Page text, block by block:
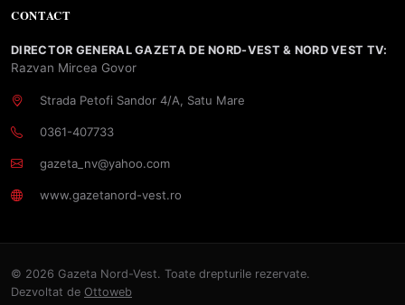
CONTACT
DIRECTOR GENERAL GAZETA DE NORD-VEST & NORD VEST TV:
Razvan Mircea Govor
Strada Petofi Sandor 4/A, Satu Mare
0361-407733
gazeta_nv@yahoo.com
www.gazetanord-vest.ro
© 2026 Gazeta Nord-Vest. Toate drepturile rezervate.
Dezvoltat de Ottoweb